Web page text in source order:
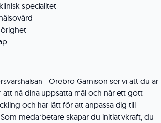
specialitet
- Örebro Garnison ser vi att du är
nå dina uppsatta mål och når ett gott
och har lätt för att anpassa dig till
medarbetare skapar du initiativkraft, du